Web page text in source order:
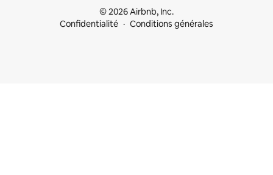
© 2026 Airbnb, Inc.
Confidentialité
Conditions générales